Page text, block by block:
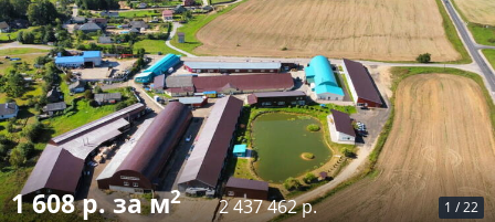
1 /22
1 608 р. за м2 2 437 462 р.